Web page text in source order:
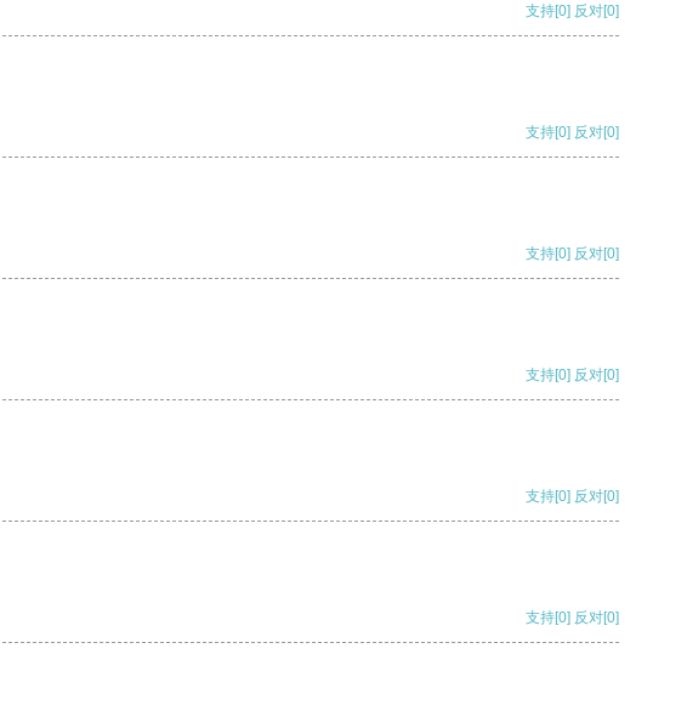
支持[0] 反对[0]
支持[0] 反对[0]
支持[0] 反对[0]
支持[0] 反对[0]
支持[0] 反对[0]
支持[0] 反对[0]